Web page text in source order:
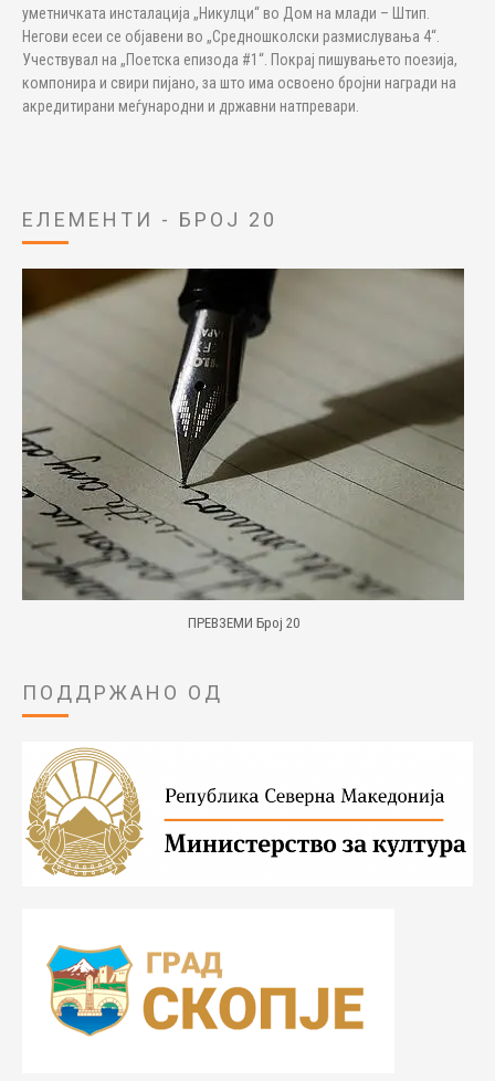
уметничката инсталација „Никулци“ во Дом на млади – Штип.
Негови есеи се објавени во „Средношколски размислувања 4“.
Учествувал на „Поетска епизода #1“. Покрај пишувањето поезија,
компонира и свири пијано, за што има освоено бројни награди на
акредитирани меѓународни и државни натпревари.
ЕЛЕМЕНТИ - БРОЈ 20
ПРЕВЗЕМИ Број 20
ПОДДРЖАНО ОД